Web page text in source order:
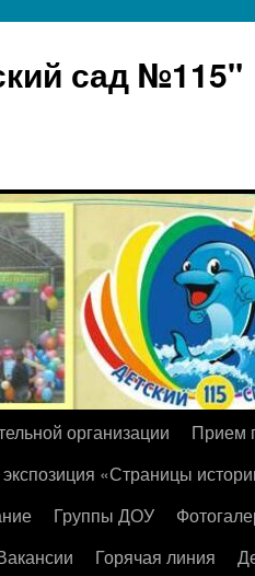
сад №115"
организации
Прием
«Страницы
Группы ДОУ
Горячая линия